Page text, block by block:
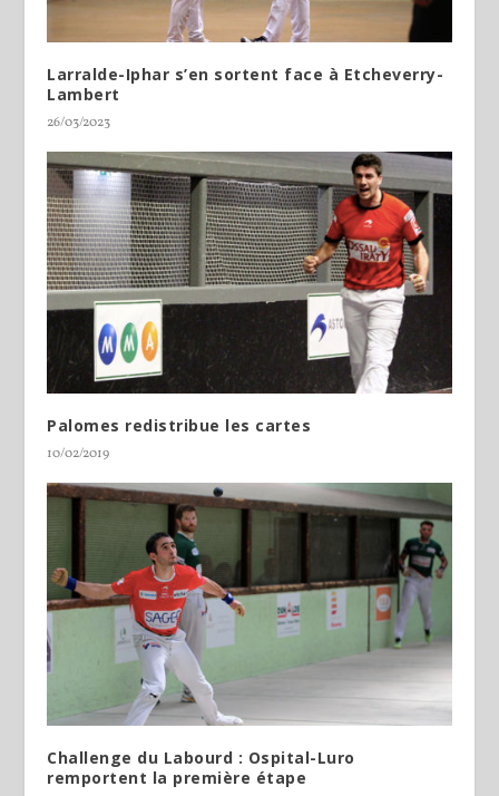
Larralde-Iphar s’en sortent face à Etcheverry-
Lambert
26/03/2023
Palomes redistribue les cartes
10/02/2019
Challenge du Labourd : Ospital-Luro
remportent la première étape